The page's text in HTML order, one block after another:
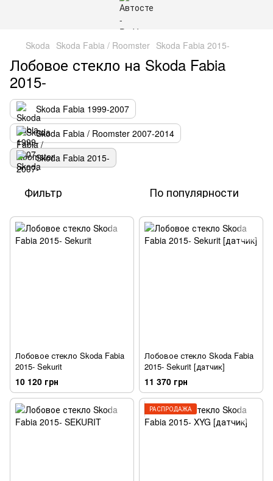
Skoda Skoda Fabia / Roomster Skoda Fabia 2015-
Лобовое стекло на Skoda Fabia
2015-
Skoda Fabia 1999-2007
Skoda Fabia / Roomster 2007-2014
Skoda Fabia 2015-
Фильтр По популярности
Лобовое стекло Skoda Fabia
2015- Sekurit
10 120 грн
Лобовое стекло Skoda Fabia
2015- Sekurit [датчик]
11 370 грн
РАСПРОДАЖА